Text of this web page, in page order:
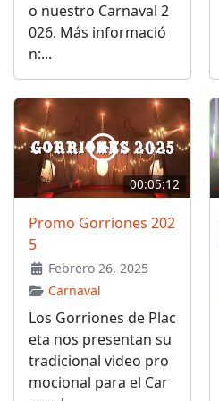
o nuestro Carnaval 2
026. Más informació
n:...
00:05:12
Promo Gorriones 202
5
Febrero 26, 2025
Carnaval
Los Gorriones de Plac
eta nos presentan su
tradicional video pro
mocional para el Car